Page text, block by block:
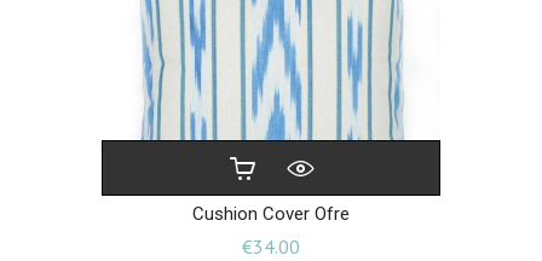
Cushion Cover Ofre
€34.00